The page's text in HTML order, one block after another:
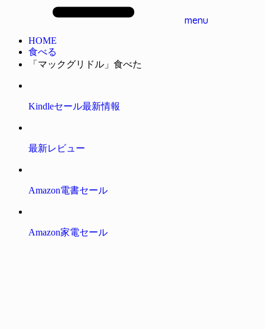
menu
HOME
食べる
「マックグリドル」食べた
Kindleセール最新情報
最新レビュー
Amazon電書セール
Amazon家電セール